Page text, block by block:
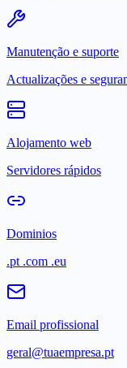
Manutenção e suporte
Actualizações e
Alojamento web
Servidores rápidos
Dominios
.pt .com .eu
Email profissional
geral@tuaempresa.pt